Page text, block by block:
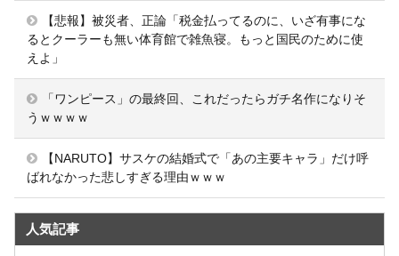
【悲報】被災者、正論「税金払ってるのに、いざ有事にな
るとクーラーも無い体育館で雑魚寝。もっと国民のために使
えよ」
「ワンピース」の最終回、これだったらガチ名作になりそ
うｗｗｗｗ
【NARUTO】サスケの結婚式で「あの主要キャラ」だけ呼
ばれなかった悲しすぎる理由ｗｗｗ
人気記事